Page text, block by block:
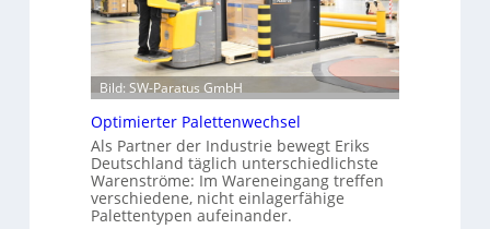
r
n
t
e
L
a
g
e
r
Bild: SW-Paratus GmbH
Optimierter Palettenwechsel
Als Partner der Industrie bewegt Eriks
Deutschland täglich unterschiedlichste
Warenströme: Im Wareneingang treffen
verschiedene, nicht einlagerfähige
Palettentypen aufeinander.